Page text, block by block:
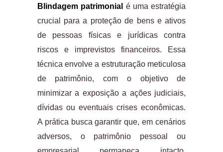
Blindagem patrimonial é uma estratégia
crucial para a proteção de bens e ativos
de pessoas físicas e jurídicas contra
riscos e imprevistos financeiros. Essa
técnica envolve a estruturação meticulosa
de patrimônio, com o objetivo de
minimizar a exposição a ações judiciais,
dívidas ou eventuais crises econômicas.
A prática busca garantir que, em cenários
adversos, o patrimônio pessoal ou